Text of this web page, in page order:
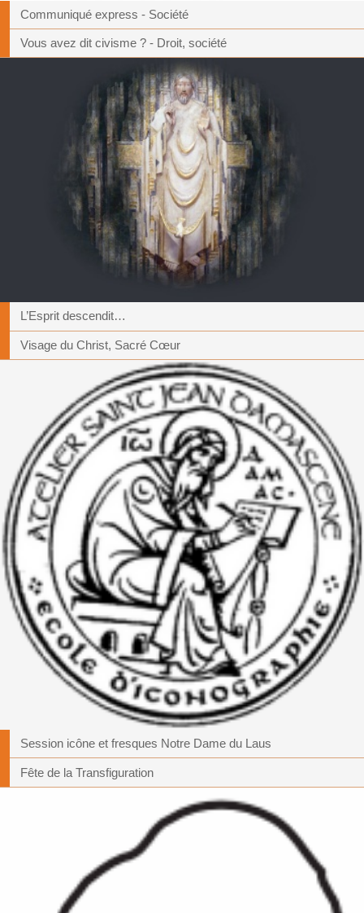
Communiqué express - Société
Vous avez dit civisme ? - Droit, société
L’Esprit descendit…
Visage du Christ, Sacré Cœur
Session icône et fresques Notre Dame du Laus
Fête de la Transfiguration